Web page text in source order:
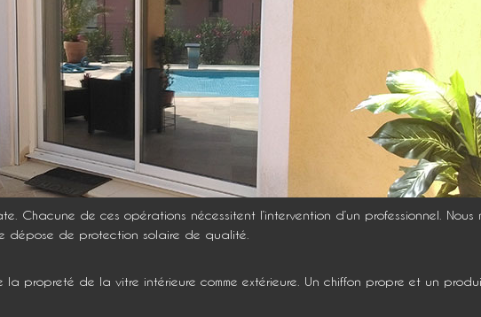
Chacune de ces opérations nécessitent l’intervention d’un professionnel. Nous
dépose de protection solaire de qualité.
la propreté de la vitre intérieure comme extérieure. Un chiffon propre et un